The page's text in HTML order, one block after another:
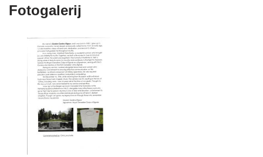
Fotogalerij